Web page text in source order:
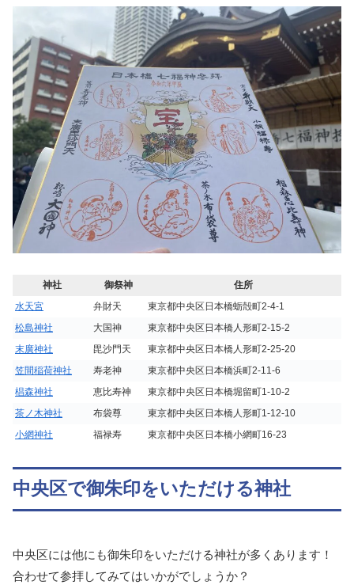
神社 御祭神
住所
水天宮
弁財天
東京都中央区日本橋蛎殻町2-4-1
松島神社
大国神
東京都中央区日本橋人形町2-15-2
末廣神社
毘沙門天
東京都中央区日本橋人形町2-25-20
笠間稲荷神社
寿老神
東京都中央区日本橋浜町2-11-6
椙森神社
恵比寿神
東京都中央区日本橋堀留町1-10-2
茶ノ木神社
布袋尊
東京都中央区日本橋人形町1-12-10
小網神社
福禄寿 東京都中央区日本橋小網町16-23
中央区で御朱印をいただける神社
中央区には他にも御朱印をいただける神社が多くあります！
合わせて参拝してみてはいかがでしょうか？